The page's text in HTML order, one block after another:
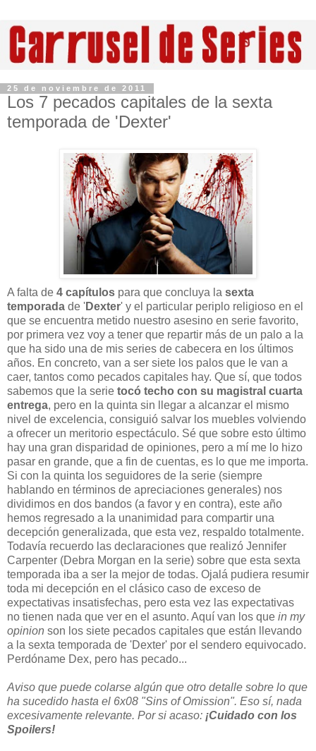
25 de noviembre de 2011
Los 7 pecados capitales de la sexta
temporada de 'Dexter'
A falta de 4 capítulos para que concluya la sexta
temporada de 'Dexter' y el particular periplo religioso en el
que se encuentra metido nuestro asesino en serie favorito,
por primera vez voy a tener que repartir más de un palo a la
que ha sido una de mis series de cabecera en los últimos
años. En concreto, van a ser siete los palos que le van a
caer, tantos como pecados capitales hay. Que sí, que todos
sabemos que la serie tocó techo con su magistral cuarta
entrega, pero en la quinta sin llegar a alcanzar el mismo
nivel de excelencia, consiguió salvar los muebles volviendo
a ofrecer un meritorio espectáculo. Sé que sobre esto último
hay una gran disparidad de opiniones, pero a mí me lo hizo
pasar en grande, que a fin de cuentas, es lo que me importa.
Si con la quinta los seguidores de la serie (siempre
hablando en términos de apreciaciones generales) nos
dividimos en dos bandos (a favor y en contra), este año
hemos regresado a la unanimidad para compartir una
decepción generalizada, que esta vez, respaldo totalmente.
Todavía recuerdo las declaraciones que realizó Jennifer
Carpenter (Debra Morgan en la serie) sobre que esta sexta
temporada iba a ser la mejor de todas. Ojalá pudiera resumir
toda mi decepción en el clásico caso de exceso de
expectativas insatisfechas, pero esta vez las expectativas
no tienen nada que ver en el asunto. Aquí van los que in my
opinion son los siete pecados capitales que están llevando
a la sexta temporada de 'Dexter' por el sendero equivocado.
Perdóname Dex, pero has pecado...
Aviso que puede colarse algún que otro detalle sobre lo que
ha sucedido hasta el 6x08 "Sins of Omission". Eso sí, nada
excesivamente relevante. Por si acaso: ¡Cuidado con los
Spoilers!